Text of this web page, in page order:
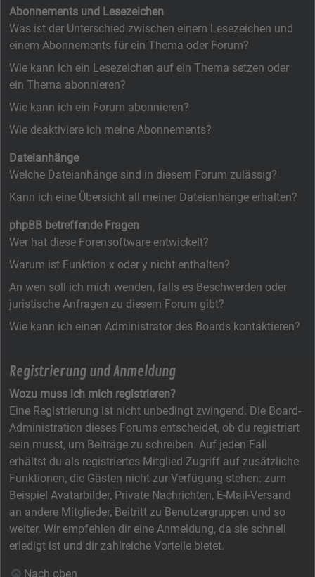
Abonnements und Lesezeichen
Was ist der Unterschied zwischen einem Lesezeichen und
einem Abonnements für ein Thema oder Forum?
Wie kann ich ein Lesezeichen auf ein Thema setzen oder
ein Thema abonnieren?
Wie kann ich ein Forum abonnieren?
Wie deaktiviere ich meine Abonnements?
Dateianhänge
Welche Dateianhänge sind in diesem Forum zulässig?
Kann ich eine Übersicht all meiner Dateianhänge erhalten?
phpBB betreffende Fragen
Wer hat diese Forensoftware entwickelt?
Warum ist Funktion x oder y nicht enthalten?
An wen soll ich mich wenden, falls es Beschwerden oder
juristische Anfragen zu diesem Forum gibt?
Wie kann ich einen Administrator des Boards kontaktieren?
Registrierung und Anmeldung
Wozu muss ich mich registrieren?
Eine Registrierung ist nicht unbedingt zwingend. Die Board-
Administration dieses Forums entscheidet, ob du registriert
sein musst, um Beiträge zu schreiben. Auf jeden Fall
erhältst du als registriertes Mitglied Zugriff auf zusätzliche
Funktionen, die Gästen nicht zur Verfügung stehen: zum
Beispiel Avatarbilder, Private Nachrichten, E-Mail-Versand
an andere Mitglieder, Beitritt zu Benutzergruppen und so
weiter. Wir empfehlen dir eine Anmeldung, da sie schnell
erledigt ist und dir zahlreiche Vorteile bietet.
Nach oben